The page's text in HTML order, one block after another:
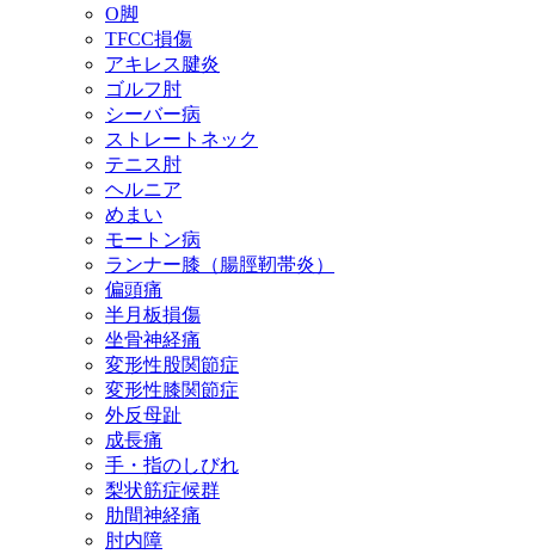
O脚
TFCC損傷
アキレス腱炎
ゴルフ肘
シーバー病
ストレートネック
テニス肘
ヘルニア
めまい
モートン病
ランナー膝（腸脛靭帯炎）
偏頭痛
半月板損傷
坐骨神経痛
変形性股関節症
変形性膝関節症
外反母趾
成長痛
手・指のしびれ
梨状筋症候群
肋間神経痛
肘内障